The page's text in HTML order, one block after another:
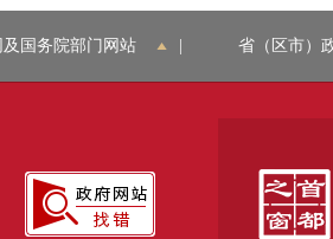
国务院部门网站 省（区市）